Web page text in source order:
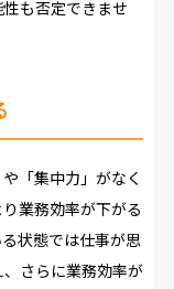
も否定できませ
「集中力」がなく
業務効率が下がる
状態では仕事が思
さらに業務効率が